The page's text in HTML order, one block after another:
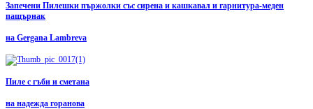
Запечени Пилешки пържолки със сирена и кашкавал и гарнитура-меден
пащърнак
на Gergana Lambreva
Пиле с гъби и сметана
на надежда горанова